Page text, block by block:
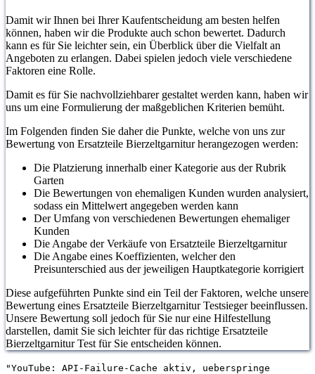
Damit wir Ihnen bei Ihrer Kaufentscheidung am besten helfen
können, haben wir die Produkte auch schon bewertet. Dadurch
kann es für Sie leichter sein, ein Überblick über die Vielfalt an
Angeboten zu erlangen. Dabei spielen jedoch viele verschiedene
Faktoren eine Rolle.
Damit es für Sie nachvollziehbarer gestaltet werden kann, haben wir
uns um eine Formulierung der maßgeblichen Kriterien bemüht.
Im Folgenden finden Sie daher die Punkte, welche von uns zur
Bewertung von Ersatzteile Bierzeltgarnitur herangezogen werden:
Die Platzierung innerhalb einer Kategorie aus der Rubrik
Garten
Die Bewertungen von ehemaligen Kunden wurden analysiert,
sodass ein Mittelwert angegeben werden kann
Der Umfang von verschiedenen Bewertungen ehemaliger
Kunden
Die Angabe der Verkäufe von Ersatzteile Bierzeltgarnitur
Die Angabe eines Koeffizienten, welcher den
Preisunterschied aus der jeweiligen Hauptkategorie korrigiert
Diese aufgeführten Punkte sind ein Teil der Faktoren, welche unsere
Bewertung eines Ersatzteile Bierzeltgarnitur Testsieger beeinflussen.
Unsere Bewertung soll jedoch für Sie nur eine Hilfestellung
darstellen, damit Sie sich leichter für das richtige Ersatzteile
Bierzeltgarnitur Test für Sie entscheiden können.
"YouTube: API-Failure-Cache aktiv, ueberspringe